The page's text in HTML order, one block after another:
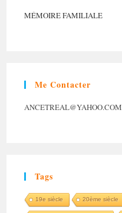
MÉMOIRE FAMILIALE
Me Contacter
ANCETREAL@YAHOO.COM
Tags
19e siècle 20ème siècle